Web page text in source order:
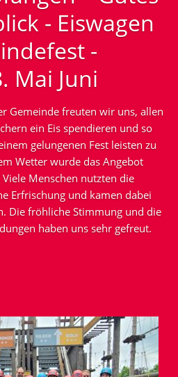
- Eiswagen
-
Mai Juni
Gemeinde freuten wir uns, allen
ein Eis spendieren und so
gelungenen Fest leisten zu
Wetter wurde das Angebot
Menschen nutzten die
Erfrischung und kamen dabei
Die fröhliche Stimmung und die
haben uns sehr gefreut.